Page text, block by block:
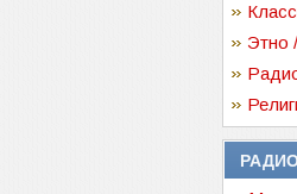
Этно